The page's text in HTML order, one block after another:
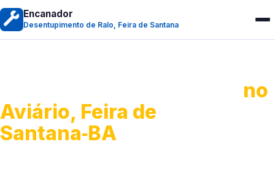
Encanador
Desentupimento de Ralo, Feira de Santana
no
Aviário, Feira de
Santana‑BA